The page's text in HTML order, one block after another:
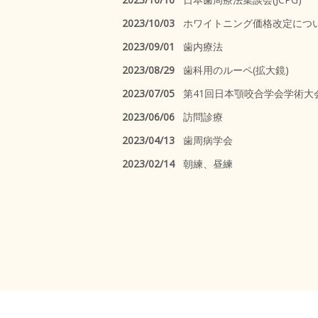
2023/10/03 ホワイトニング価格改定につ
2023/09/01
歯内療法
2023/08/29 歯科用のルーペ(拡大鏡)
2023/07/05 第41回日本顎咬合学会学術大
2023/06/06 訪問診療
2023/04/13 歯周病学会
2023/02/14朝練、昼練